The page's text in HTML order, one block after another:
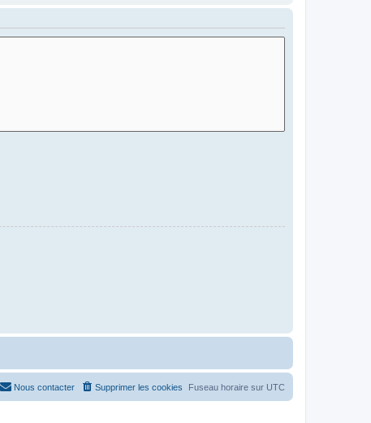
Fuseau horaire sur UTC
Supprimer les cookies
Nous contacter